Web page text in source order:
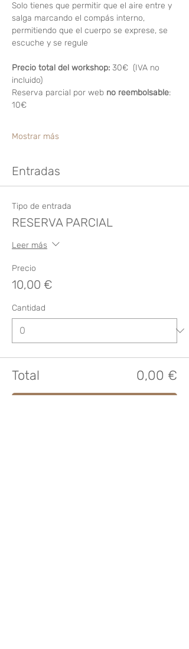
Solo tienes que permitir que el aire entre y
salga marcando el compás interno,
permitiendo que el cuerpo se exprese, se
escuche y se regule
Precio total del workshop: 30€  (IVA no
incluido)
Reserva parcial por web no reembolsable:
10€
Mostrar más
Entradas
Tipo de entrada
RESERVA PARCIAL
Leer más
Precio
10,00 €
Cantidad
Total 0,00 €